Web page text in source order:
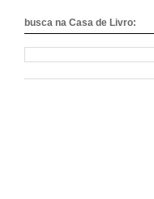
busca na Casa de Livro: